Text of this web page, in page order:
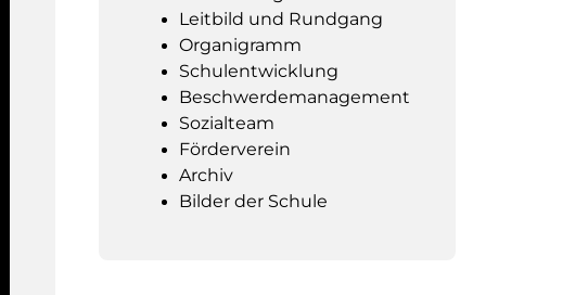
Leitbild und Rundgang
Organigramm
Schulentwicklung
Beschwerdemanagement
Sozialteam
Förderverein
Archiv
Bilder der Schule